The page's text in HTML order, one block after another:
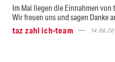
Im Mai liegen die Einnahmen
Wir freuen uns und sagen Danke
taz zahl ich-team